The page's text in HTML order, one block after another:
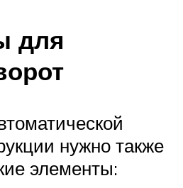
для
нужно также
элементы: